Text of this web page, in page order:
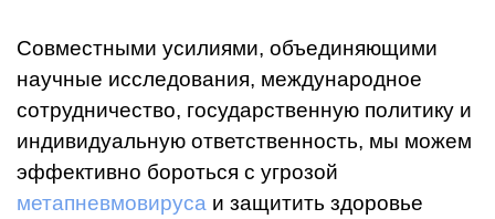
Совместными усилиями, объединяющими
научные исследования, международное
сотрудничество, государственную политику и
индивидуальную ответственность, мы можем
эффективно бороться с угрозой
метапневмовируса и защитить здоровье